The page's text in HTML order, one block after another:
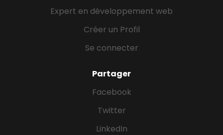
Expert en développement web
Créer un Profil
Se connecter
Partager
Facebook
Twitter
LinkedIn